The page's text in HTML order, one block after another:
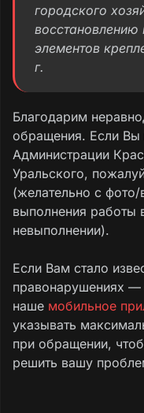
городского
восстановлению
элементов
г.
Благодарим
обращения. Если Вы
Администрации
Уральского,
(желательно с фото/
выполнения работы
невыполнении).
Если Вам стало
правонарушениях
наше мобильное
указывать
при обращении,
решить вашу